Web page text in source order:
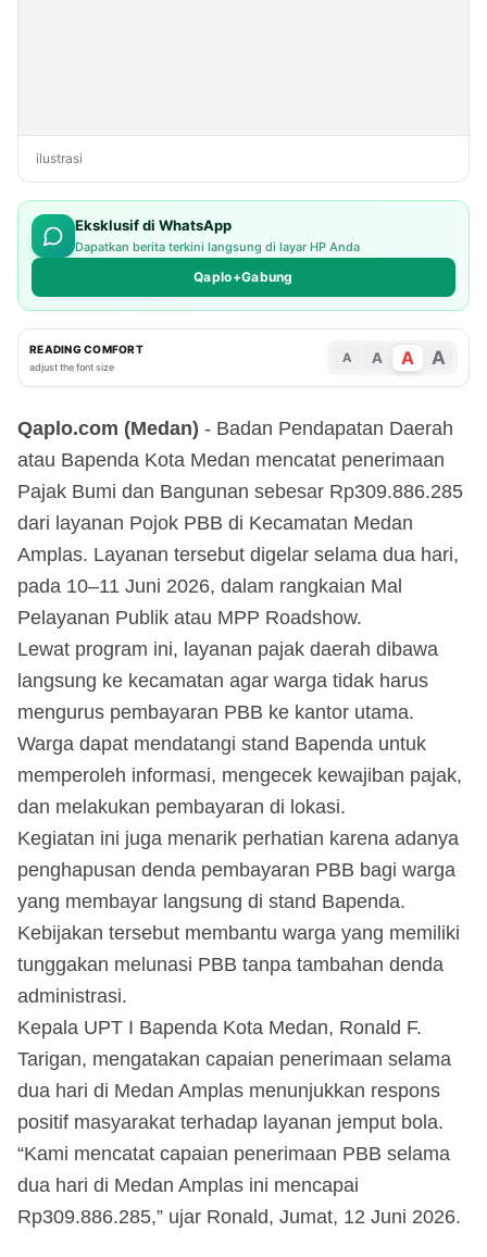
ilustrasi
Eksklusif di WhatsApp
Dapatkan berita terkini langsung di layar HP Anda
Qaplo+Gabung
READING COMFORT
adjust the font size
A A A A
Qaplo.com (Medan) - Badan Pendapatan Daerah
atau Bapenda Kota Medan mencatat penerimaan
Pajak Bumi dan Bangunan sebesar Rp309.886.285
dari layanan Pojok PBB di Kecamatan Medan
Amplas. Layanan tersebut digelar selama dua hari,
pada 10–11 Juni 2026, dalam rangkaian Mal
Pelayanan Publik atau MPP Roadshow.
Lewat program ini, layanan pajak daerah dibawa
langsung ke kecamatan agar warga tidak harus
mengurus pembayaran PBB ke kantor utama.
Warga dapat mendatangi stand Bapenda untuk
memperoleh informasi, mengecek kewajiban pajak,
dan melakukan pembayaran di lokasi.
Kegiatan ini juga menarik perhatian karena adanya
penghapusan denda pembayaran PBB bagi warga
yang membayar langsung di stand Bapenda.
Kebijakan tersebut membantu warga yang memiliki
tunggakan melunasi PBB tanpa tambahan denda
administrasi.
Kepala UPT I Bapenda Kota Medan, Ronald F.
Tarigan, mengatakan capaian penerimaan selama
dua hari di Medan Amplas menunjukkan respons
positif masyarakat terhadap layanan jemput bola.
“Kami mencatat capaian penerimaan PBB selama
dua hari di Medan Amplas ini mencapai
Rp309.886.285,” ujar Ronald, Jumat, 12 Juni 2026.